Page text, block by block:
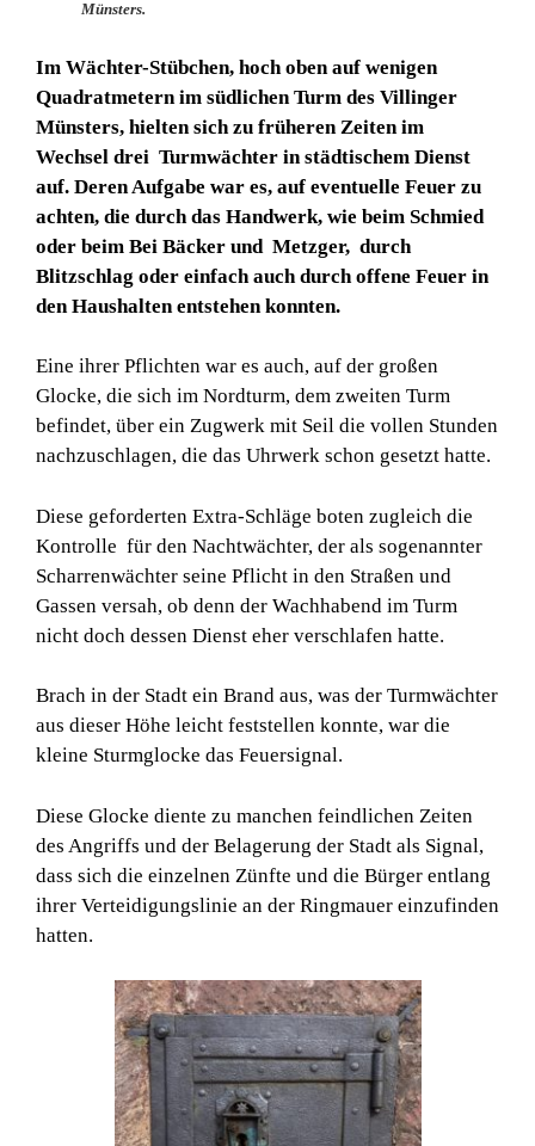
Münsters.
Im Wächter-Stübchen, hoch oben auf wenigen
Quadratmetern im südlichen Turm des Villinger
Münsters, hielten sich zu früheren Zeiten im
Wechsel drei Turmwächter in städtischem Dienst
auf. Deren Aufgabe war es, auf eventuelle Feuer zu
achten, die durch das Handwerk, wie beim Schmied
oder beim Bei Bäcker und Metzger, durch
Blitzschlag oder einfach auch durch offene Feuer in
den Haushalten entstehen konnten.
Eine ihrer Pflichten war es auch, auf der großen
Glocke, die sich im Nordturm, dem zweiten Turm
befindet, über ein Zugwerk mit Seil die vollen Stunden
nachzuschlagen, die das Uhrwerk schon gesetzt hatte.
Diese geforderten Extra-Schläge boten zugleich die
Kontrolle für den Nachtwächter, der als sogenannter
Scharrenwächter seine Pflicht in den Straßen und
Gassen versah, ob denn der Wachhabend im Turm
nicht doch dessen Dienst eher verschlafen hatte.
Brach in der Stadt ein Brand aus, was der Turmwächter
aus dieser Höhe leicht feststellen konnte, war die
kleine Sturmglocke das Feuersignal.
Diese Glocke diente zu manchen feindlichen Zeiten
des Angriffs und der Belagerung der Stadt als Signal,
dass sich die einzelnen Zünfte und die Bürger entlang
ihrer Verteidigungslinie an der Ringmauer einzufinden
hatten.